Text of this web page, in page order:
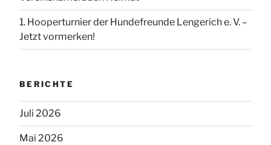
1. Hooperturnier der Hundefreunde Lengerich e. V. –
Jetzt vormerken!
BERICHTE
Juli 2026
Mai 2026